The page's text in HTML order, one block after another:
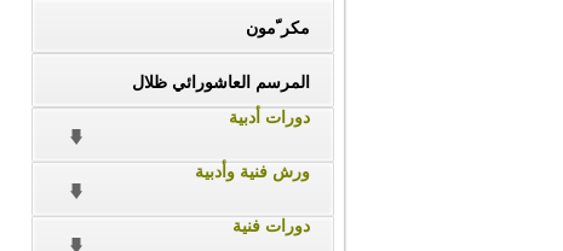
مكر ّمون
المرسم العاشورائي ظلال
دورات أدبية
ورش فنية وأدبية
دورات فنية